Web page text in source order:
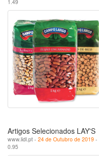
1.49
Artigos Selecionados LAY'S
www.lidl.pt - 24 de Outubro de 2019 -
0.95